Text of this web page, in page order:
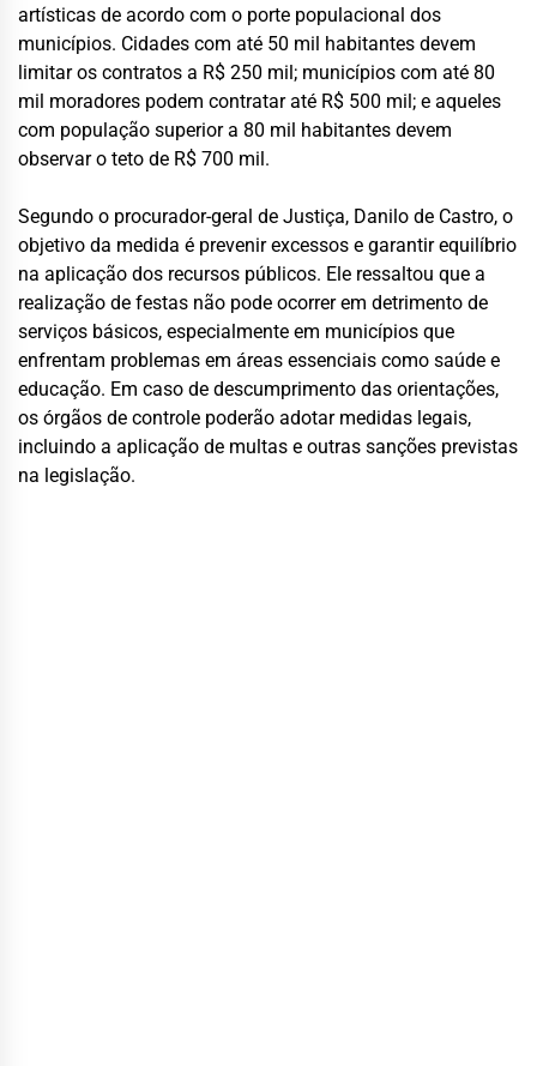
artísticas de acordo com o porte populacional dos
municípios. Cidades com até 50 mil habitantes devem
limitar os contratos a R$ 250 mil; municípios com até 80
mil moradores podem contratar até R$ 500 mil; e aqueles
com população superior a 80 mil habitantes devem
observar o teto de R$ 700 mil.
Segundo o procurador-geral de Justiça, Danilo de Castro, o
objetivo da medida é prevenir excessos e garantir equilíbrio
na aplicação dos recursos públicos. Ele ressaltou que a
realização de festas não pode ocorrer em detrimento de
serviços básicos, especialmente em municípios que
enfrentam problemas em áreas essenciais como saúde e
educação. Em caso de descumprimento das orientações,
os órgãos de controle poderão adotar medidas legais,
incluindo a aplicação de multas e outras sanções previstas
na legislação.